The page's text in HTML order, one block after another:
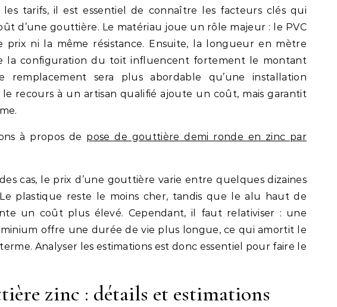
tarifs, il est essentiel de connaître les facteurs clés qui
d’une gouttière. Le matériau joue un rôle majeur : le PVC
prix ni la même résistance. Ensuite, la longueur en mètre
la configuration du toit influencent fortement le montant
remplacement sera plus abordable qu’une installation
le recours à un artisan qualifié ajoute un coût, mais garantit
à propos de pose de gouttière demi ronde en zinc par
cas, le prix d’une gouttière varie entre quelques dizaines
plastique reste le moins cher, tandis que le alu haut de
un coût plus élevé. Cependant, il faut relativiser : une
offre une durée de vie plus longue, ce qui amortit le
Analyser les estimations est donc essentiel pour faire le
zinc : détails et estimations